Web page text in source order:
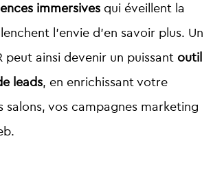
immersives qui éveillent la
l’envie d’en savoir plus. Un
peut ainsi devenir un puissant outil
leads, en enrichissant votre
salons, vos campagnes marketing